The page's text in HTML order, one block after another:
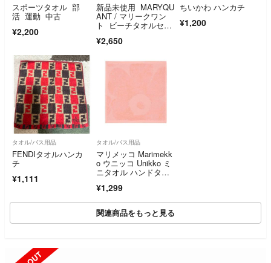
スポーツタオル 部
活 運動 中古
¥2,200
新品未使用 MARYQU
ANT / マリークワン
ト ビーチタオルセッ
¥2,650
ちいかわ ハンカチ
¥1,200
タオル/バス用品
FENDIタオルハンカ
チ
¥1,111
タオル/バス用品
マリメッコ Marimekk
o ウニッコ Unikko ミ
ニタオル ハンドタオ
¥1,299
関連商品をもっと見る